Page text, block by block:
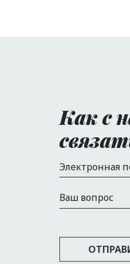
Как с
Электронная
Ваш вопрос